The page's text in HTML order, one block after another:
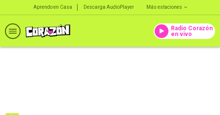
Aprendo en Casa Descarga AudioPlayer Más estaciones
Radio Corazón
en vivo